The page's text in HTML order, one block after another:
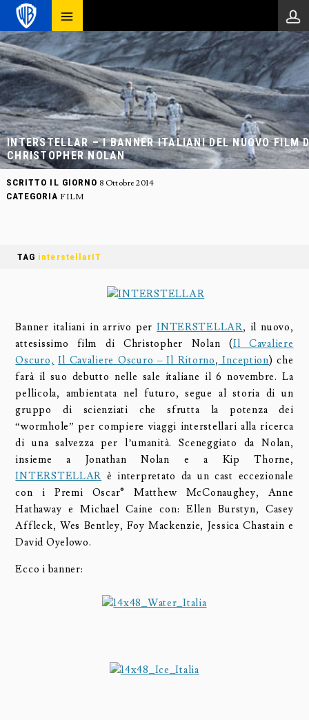
INTERSTELLAR – I BANNER ITALIANI DEL NUOVO FILM
CHRISTOPHER NOLAN
SCRITTO IL GIORNO 8 Ottobre 2014
CATEGORIA FILM
TAG interstellarIT
Banner italiani in arrivo perINTERSTELLAR, il nuovo,
attesissimo film di Christopher Nolan (Il Cavaliere
Oscuro, Il Cavaliere Oscuro – Il Ritorno, Inception) che
farà il suo debutto nelle sale italiane il 6 novembre. La
pellicola, ambientata nel futuro, segue al storia di un
gruppo di scienziati che sfrutta la potenza dei
“wormhole” per compiere viaggi interstellari alla ricerca
di una salvezza per l’umanità. Sceneggiato da Nolan,
insieme a Jonathan Nolan e a Kip Thorne,
INTERSTELLAR è interpretato da un cast eccezionale
con i Premi Oscar® Matthew McConaughey, Anne
Hathaway e Michael Caine con: Ellen Burstyn, Casey
Affleck, Wes Bentley, Foy Mackenzie, Jessica Chastain e
David Oyelowo.
Ecco i banner: